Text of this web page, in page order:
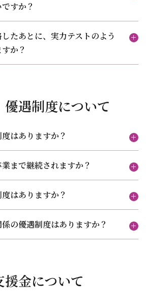
すか？
たあとに、実力テストのよう
か？
遇制度について
はありますか？
まで継続されますか？
はありますか？
の優遇制度はありますか？
金について